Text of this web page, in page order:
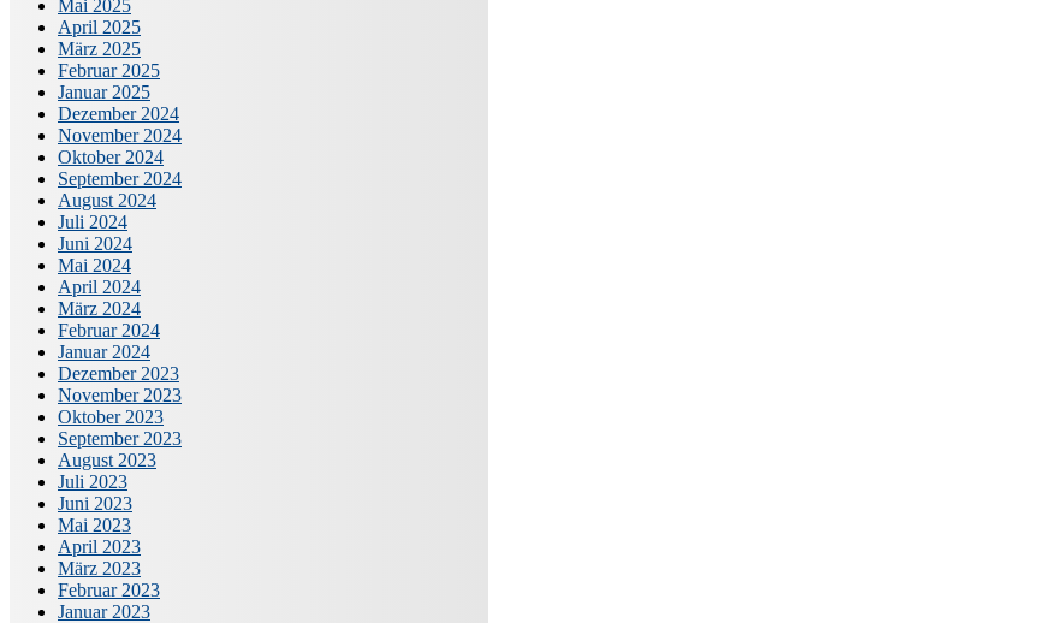
Mai 2025
April 2025
März 2025
Februar 2025
Januar 2025
Dezember 2024
November 2024
Oktober 2024
September 2024
August 2024
Juli 2024
Juni 2024
Mai 2024
April 2024
März 2024
Februar 2024
Januar 2024
Dezember 2023
November 2023
Oktober 2023
September 2023
August 2023
Juli 2023
Juni 2023
Mai 2023
April 2023
März 2023
Februar 2023
Januar 2023